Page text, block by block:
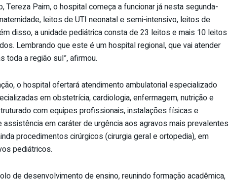
Tereza Paim, o hospital começa a funcionar já nesta segunda-
leitos de UTI neonatal e semi-intensivo, leitos de
disso, a unidade pediátrica consta de 23 leitos e mais 10 leitos
Lembrando que este é um hospital regional, que vai atender
toda a região sul”, afirmou.
o hospital ofertará atendimento ambulatorial especializado
em obstetrícia, cardiologia, enfermagem, nutrição e
com equipes profissionais, instalações físicas e
em caráter de urgência aos agravos mais prevalentes
procedimentos cirúrgicos (cirurgia geral e ortopedia), em
pediátricos.
de desenvolvimento de ensino, reunindo formação acadêmica,